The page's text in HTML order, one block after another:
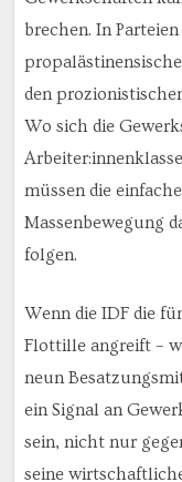
brechen. In
den
Wo sich die
müssen die
Massenbewegung
folgen.
Wenn die IDF die
Flottille angreift –
neun
ein Signal an
sein, nicht nur
seine